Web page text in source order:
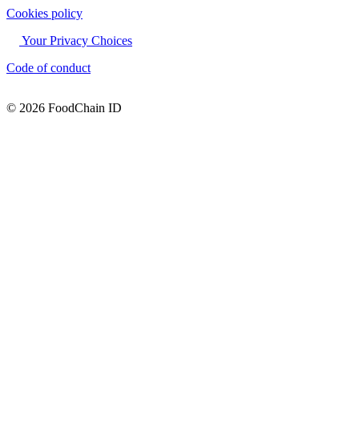
Cookies policy
Your Privacy Choices
Code of conduct
© 2026 FoodChain ID